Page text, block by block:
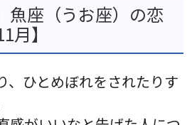
魚座（うお座）の恋
月】
、ひとめぼれをされたりす